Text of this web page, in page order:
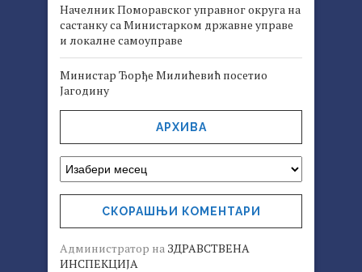
Начелник Поморавског управног округа на
састанку са Министарком државне управе
и локалне самоуправе
Министар Ђорђе Милићевић посетио
Јагодину
АРХИВА
СКОРАШЊИ КОМЕНТАРИ
Администратор на ЗДРАВСТВЕНА
ИНСПЕКЦИЈА